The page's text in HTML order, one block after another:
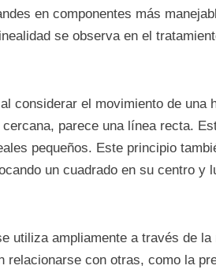
en componentes más
se observa en el
considerar el movimiento de una
parece una línea recta.
pequeños. Este principio
un cuadrado en su centro y
utiliza ampliamente a través de
con otras, como la